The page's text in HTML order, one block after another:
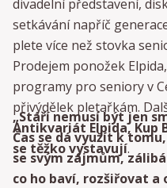
divadelní představení,
setkávání napříč
plete více než stovka
Prodejem ponožek
programy pro seniory v
přivýdělek pletařkám.
Antikvariát Elpida, Kup
se těžko vystavují.
„Stáří nemusí být jen
Čas se dá využít k
se svým zájmům,
co ho baví, rozšiřovat a